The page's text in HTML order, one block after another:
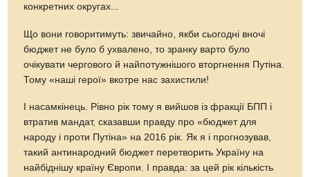
конкретних округах...
Що вони говоритимуть: звичайно, якби сьогодні вночі
бюджет не було б ухвалено, то зранку варто було
очікувати чергового й найпотужнішого вторгнення Путіна.
Тому «наші герої» вкотре нас захистили!
І насамкінець. Рівно рік тому я вийшов із фракції БПП і
втратив мандат, сказавши правду про «бюджет для
народу і проти Путіна» на 2016 рік. Як я і прогнозував,
такий антинародний бюджет перетворить Україну на
найбіднішу країну Європи. І правда: за цей рік кількість